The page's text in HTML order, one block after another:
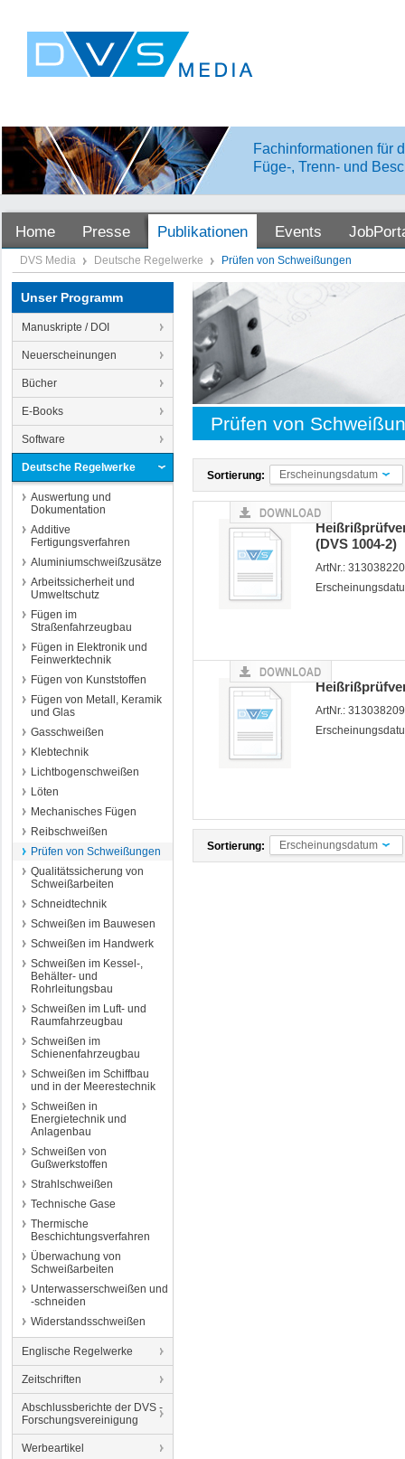
Fachinformationen für
Füge-, Trenn- und
Home Presse Publikationen Events
DVS Media Deutsche Regelwerke Prüfen von Schweißungen
Unser Programm
Manuskripte / DOI
Neuerscheinungen
Bücher
E-Books
Software
Deutsche Regelwerke
Auswertung und
Dokumentation
Additive
Fertigungsverfahren
Aluminiumschweißzusätze
Arbeitssicherheit und
Umweltschutz
Fügen im
Straßenfahrzeugbau
Fügen in Elektronik und
Feinwerktechnik
Fügen von Kunststoffen
Fügen von Metall, Keramik
und Glas
Gasschweißen
Klebtechnik
Lichtbogenschweißen
Löten
Mechanisches Fügen
Reibschweißen
Prüfen von Schweißungen
Qualitätssicherung von
Schweißarbeiten
Schneidtechnik
Schweißen im Bauwesen
Schweißen im Handwerk
Schweißen im Kessel-,
Behälter- und
Rohrleitungsbau
Schweißen im Luft- und
Raumfahrzeugbau
Schweißen im
Schienenfahrzeugbau
Schweißen im Schiffbau
und in der Meerestechnik
Schweißen in
Energietechnik und
Anlagenbau
Schweißen von
Gußwerkstoffen
Strahlschweißen
Technische Gase
Thermische
Beschichtungsverfahren
Überwachung von
Schweißarbeiten
Unterwasserschweißen und
-schneiden
Widerstandsschweißen
Englische Regelwerke
Zeitschriften
Abschlussberichte der DVS -
Forschungsvereinigung
Werbeartikel
Prüfen von
Sortierung: Erscheinungsdatum
(DVS 1004-2)
ArtNr.:
ArtNr.:
Sortierung: Erscheinungsdatum